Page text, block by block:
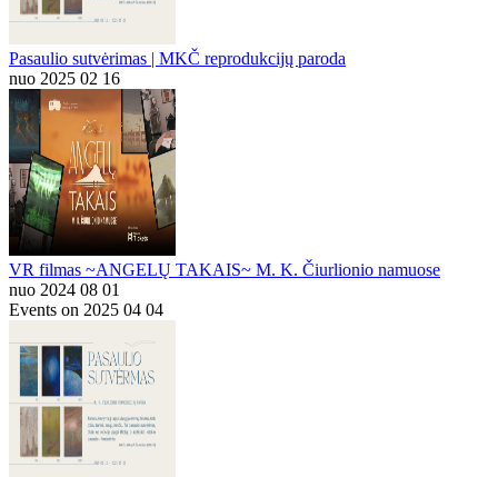
Pasaulio sutvėrimas | MKČ reprodukcijų paroda
nuo 2025 02 16
VR filmas ~ANGELŲ TAKAIS~ M. K. Čiurlionio namuose
nuo 2024 08 01
Events on 2025 04 04